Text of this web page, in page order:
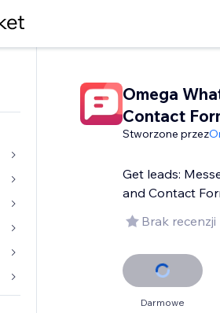
Omega
Contact
Stworzone przez
Get leads:
and Contact
Brak recenzji
Darmowe